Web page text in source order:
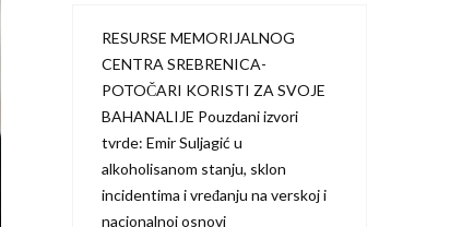
RESURSE MEMORIJALNOG
CENTRA SREBRENICA-
POTOČARI KORISTI ZA SVOJE
BAHANALIJE Pouzdani izvori
tvrde: Emir Suljagić u
alkoholisanom stanju, sklon
incidentima i vređanju na verskoj i
nacionalnoj osnovi